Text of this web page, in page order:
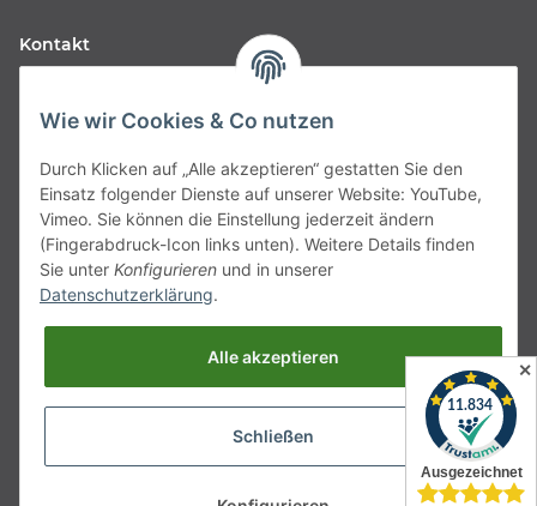
Kontakt
Langstr. 51-53
63450 Hanau
Deutschland
Telefon:06181257350
E-Mail: shop@fabfive24.com
Vertrag widerrufen
Wie wir Cookies & Co nutzen
Durch Klicken auf „Alle akzeptieren“ gestatten Sie den
Einsatz folgender Dienste auf unserer Website: YouTube,
Vimeo. Sie können die Einstellung jederzeit ändern
(Fingerabdruck-Icon links unten). Weitere Details finden
Sie unter Konfigurieren und in unserer
Datenschutzerklärung.
Alle akzeptieren
Schließen
✕